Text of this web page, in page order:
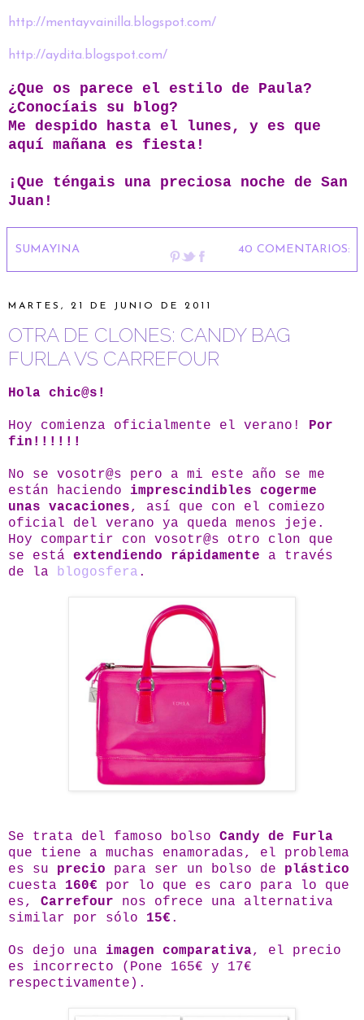
http://mentayvainilla.blogspot.com/
http://aydita.blogspot.com/
¿Que os parece el estilo de Paula?
¿Conocíais su blog?
Me despido hasta el lunes, y es que
aquí mañana es fiesta!
¡Que téngais una preciosa noche de San
Juan!
SUMAYINA 40 COMENTARIOS:
MARTES, 21 DE JUNIO DE 2011
OTRA DE CLONES: CANDY BAG
FURLA VS CARREFOUR
Hola chic@s!
Hoy comienza oficialmente el verano!
Por
fin!!!!!!
No se vosotr@s pero a mi este año se me
están haciendo imprescindibles cogerme
unas vacaciones, así que con el comiezo
oficial del verano ya queda menos jeje.
Hoy compartir con vosotr@s otro clon que
se está extendiendo rápidamente a través
de la
blogosfera .
Se trata del famoso bolso Candy de Furla
que tiene a muchas enamoradas, el problema
es su precio para ser un bolso de plástico
cuesta 160€ por lo que es caro para lo que
es, Carrefour nos ofrece una alternativa
similar por sólo 15€ .
Os dejo una imagen comparativa, el precio
es incorrecto (Pone 165€ y 17€
respectivamente).